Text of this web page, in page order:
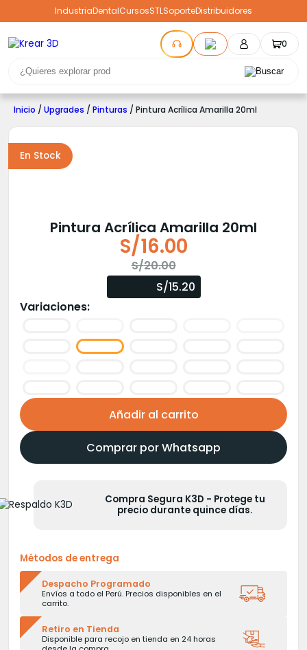
IndustriaDentalCursosSTLSoporteDistribuidores
0
Inicio / Upgrades / Pinturas / Pintura Acrílica Amarilla 20ml
En Stock
Pintura Acrílica Amarilla 20ml
S/20.00
original
S/20.00.
S/16.00
actual
S/16.00.
S/15.20
Variaciones:
Añadir al carrito
Comprar por Whatsapp
Compra Segura K3D - Protege tu
precio durante quince días.
Métodos de entrega
Despacho Programado
Envíos a todo el Perú. Precios disponibles en el
carrito.
Retiro en Tienda
Disponible para recojo en tienda en 24 horas